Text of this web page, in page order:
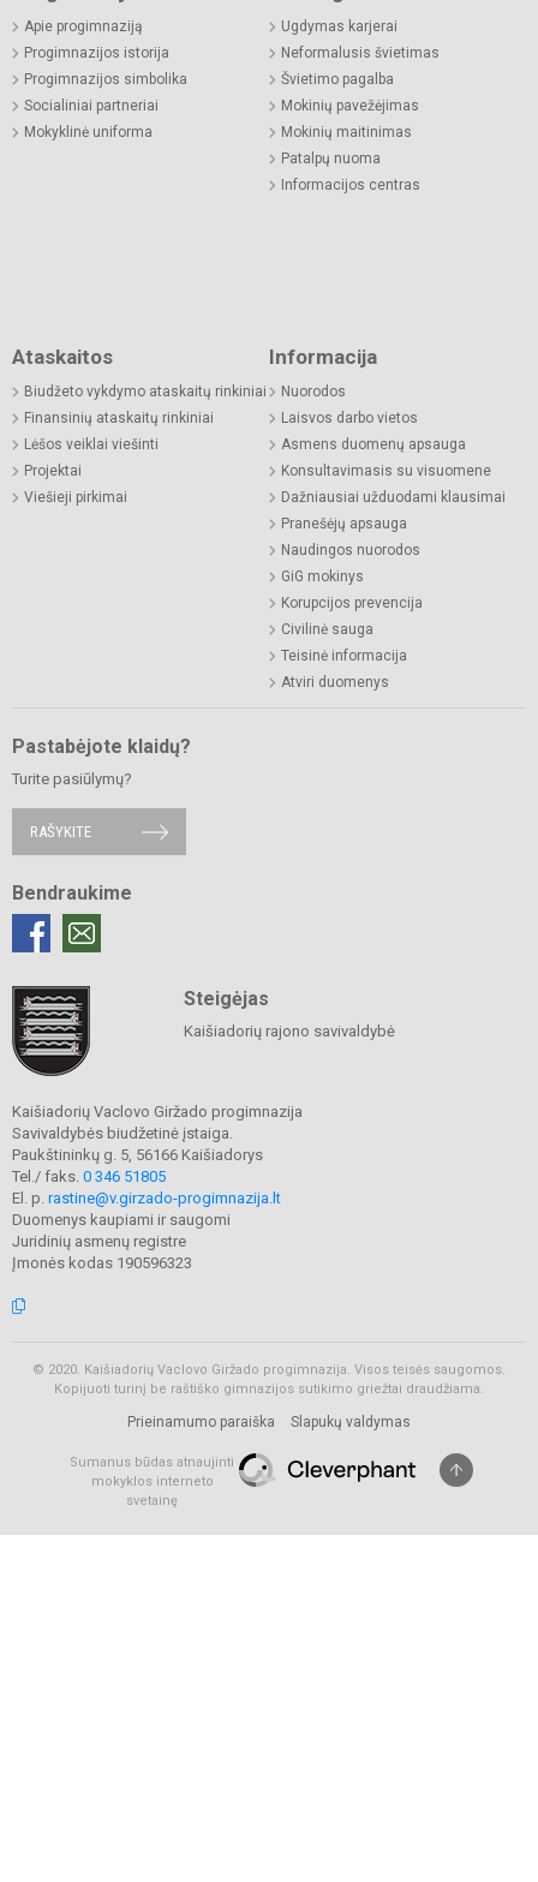
Apie progimnaziją
Progimnazijos istorija
Progimnazijos simbolika
Socialiniai partneriai
Mokyklinė uniforma
Ugdymas karjerai
Neformalusis švietimas
Švietimo pagalba
Mokinių pavežėjimas
Mokinių maitinimas
Patalpų nuoma
Informacijos centras
Ataskaitos
Biudžeto vykdymo ataskaitų rinkiniai
Finansinių ataskaitų rinkiniai
Lėšos veiklai viešinti
Projektai
Viešieji pirkimai
Informacija
Nuorodos
Laisvos darbo vietos
Asmens duomenų apsauga
Konsultavimasis su visuomene
Dažniausiai užduodami klausimai
Pranešėjų apsauga
Naudingos nuorodos
GiG mokinys
Korupcijos prevencija
Civilinė sauga
Teisinė informacija
Atviri duomenys
Pastabėjote klaidų?
Turite pasiūlymų?
RAŠYKITE
Bendraukime
Steigėjas
Kaišiadorių rajono savivaldybė
Kaišiadorių Vaclovo Giržado progimnazija
Savivaldybės biudžetinė įstaiga.
Paukštininkų g. 5, 56166 Kaišiadorys
Tel./ faks. 0 346 51805
El. p. rastine@v.girzado-progimnazija.lt
Duomenys kaupiami ir saugomi
Juridinių asmenų registre
Įmonės kodas 190596323
© 2020. Kaišiadorių Vaclovo Giržado progimnazija. Visos teisės saugomos.
Kopijuoti turinį be raštiško gimnazijos sutikimo griežtai draudžiama.
Prieinamumo paraiška Slapukų valdymas
Sumanus būdas atnaujinti
mokyklos interneto
svetainę